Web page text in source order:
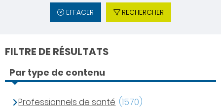
EFFACER RECHERCHER
FILTRE DE RÉSULTATS
Par type de contenu
Professionnels de santé (1570)